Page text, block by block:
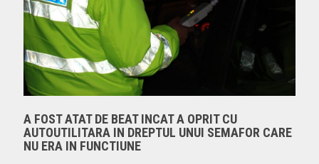
A FOST ATAT DE BEAT INCAT A OPRIT CU
AUTOUTILITARA IN DREPTUL UNUI SEMAFOR CARE
NU ERA IN FUNCTIUNE